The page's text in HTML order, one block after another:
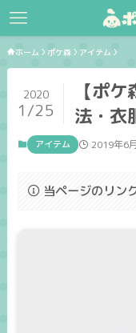
ホーム ポケ森 アイテム
【ポ
法・衣
2020
1/25
アイテム 2019年6
当ページのリン